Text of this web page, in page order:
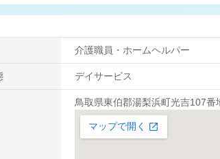
介護職員・ホームヘルパー
デイサービス
鳥取県東伯郡湯梨浜町光吉107番